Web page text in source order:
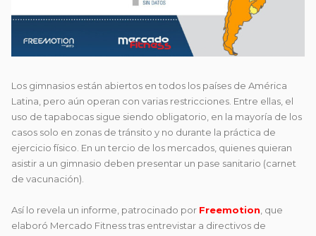
Los gimnasios están abiertos en todos los países de América
Latina, pero aún operan con varias restricciones. Entre ellas, el
uso de tapabocas sigue siendo obligatorio, en la mayoría de los
casos solo en zonas de tránsito y no durante la práctica de
ejercicio físico. En un tercio de los mercados, quienes quieran
asistir a un gimnasio deben presentar un pase sanitario (carnet
de vacunación).
Así lo revela un informe , patrocinado por Freemotion , que
elaboró Mercado Fitness tras entrevistar a directivos de